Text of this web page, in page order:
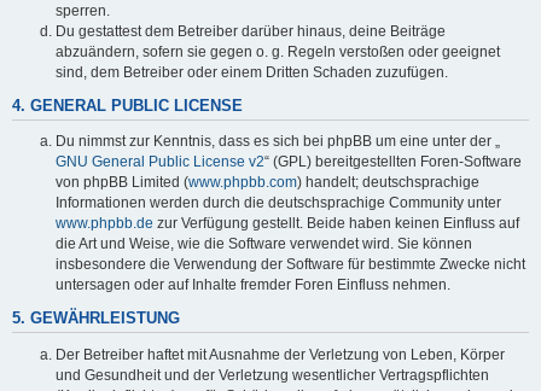
sperren.
Du gestattest dem Betreiber darüber hinaus, deine Beiträge
abzuändern, sofern sie gegen o. g. Regeln verstoßen oder geeignet
sind, dem Betreiber oder einem Dritten Schaden zuzufügen.
4. GENERAL PUBLIC LICENSE
Du nimmst zur Kenntnis, dass es sich bei phpBB um eine unter der „
GNU General Public License v2“ (GPL) bereitgestellten Foren-Software
von phpBB Limited (www.phpbb.com) handelt; deutschsprachige
Informationen werden durch die deutschsprachige Community unter
www.phpbb.de zur Verfügung gestellt. Beide haben keinen Einfluss auf
die Art und Weise, wie die Software verwendet wird. Sie können
insbesondere die Verwendung der Software für bestimmte Zwecke nicht
untersagen oder auf Inhalte fremder Foren Einfluss nehmen.
5. GEWÄHRLEISTUNG
Der Betreiber haftet mit Ausnahme der Verletzung von Leben, Körper
und Gesundheit und der Verletzung wesentlicher Vertragspflichten